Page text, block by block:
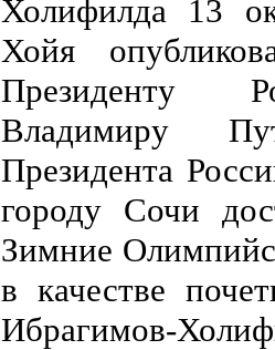
Холифилда 13
Хойя
Президенту
Владимиру
Президента
городу Сочи
Зимние
в качестве
Ибрагимов-